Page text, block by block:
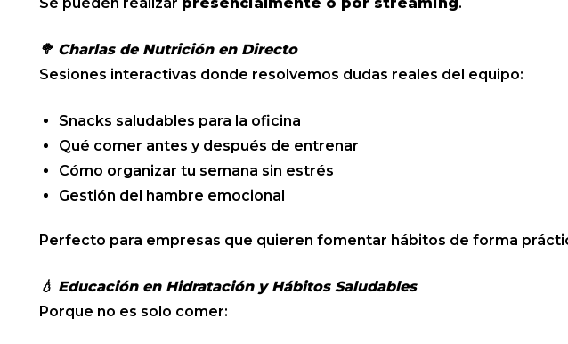
Se pueden realizar presencialmente o por streaming.
🥦 Charlas de Nutrición en Directo
Sesiones interactivas donde resolvemos dudas reales del equipo:
Snacks saludables para la oficina
Qué comer antes y después de entrenar
Cómo organizar tu semana sin estrés
Gestión del hambre emocional
Perfecto para empresas que quieren fomentar hábitos de forma
💧 Educación en Hidratación y Hábitos Saludables
Porque no es solo comer: